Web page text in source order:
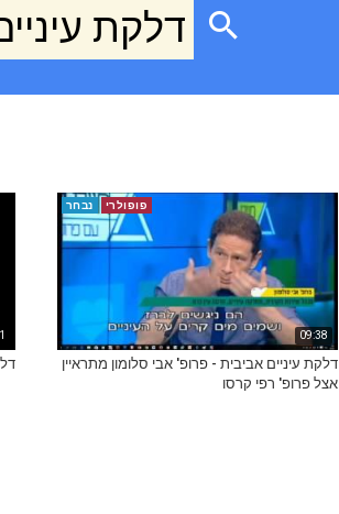
דלקת
09:38
פופולרי נבחר
דלקת עיניים אביבית - פרופ' אבי סלומון מתראיין
אצל פרופ' רפי קרסו